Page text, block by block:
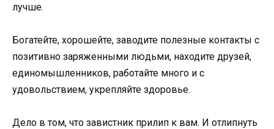
лучше.
Богатейте, хорошейте, заводите полезные контакты с
позитивно заряженными людьми, находите друзей,
единомышленников, работайте много и с
удовольствием, укрепляйте здоровье.
Дело в том, что завистник прилип к вам. И отлипнуть